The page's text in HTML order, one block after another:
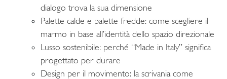
dialogo trova la sua dimensione
Palette calde e palette fredde: come scegliere il
marmo in base all’identità dello spazio direzionale
Lusso sostenibile: perché “Made in Italy” significa
progettato per durare
Design per il movimento: la scrivania come